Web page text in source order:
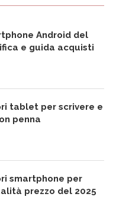
Android del
e guida acquisti
tablet per scrivere e
penna
smartphone per
prezzo del 2025